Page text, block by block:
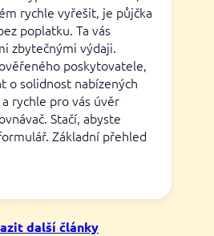
rychle vyřešit, je půjčka
poplatku. Ta vás
zbytečnými výdaji.
poskytovatele,
o solidnost nabízených
rychle pro vás úvěr
Stačí, abyste
Základní přehled
další články